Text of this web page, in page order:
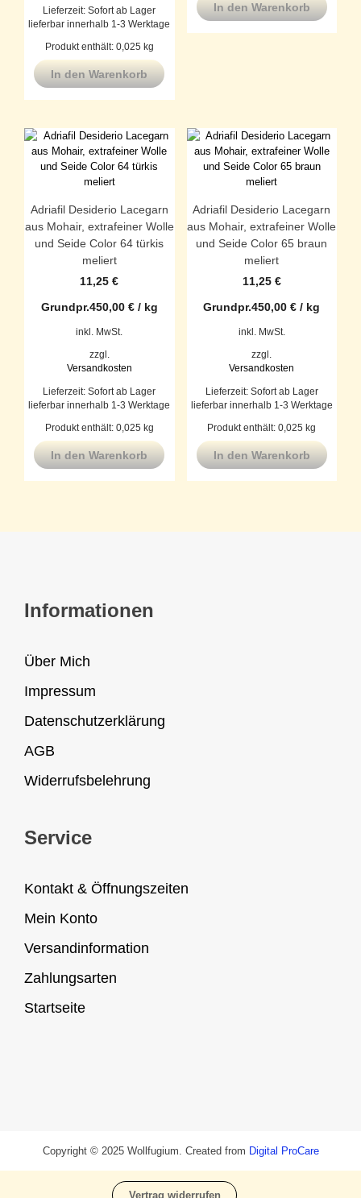
Lieferzeit: Sofort ab Lager
lieferbar innerhalb 1-3 Werktage
Produkt enthält: 0,025 kg
In den Warenkorb
In den Warenkorb
Adriafil Desiderio Lacegarn
aus Mohair, extrafeiner Wolle
und Seide Color 64 türkis
meliert
11,25€
Grundpr.450,00 €/ kg
inkl. MwSt.
zzgl.
Versandkosten
Lieferzeit: Sofort ab Lager
lieferbar innerhalb 1-3 Werktage
Produkt enthält: 0,025 kg
In den Warenkorb
Adriafil Desiderio Lacegarn
aus Mohair, extrafeiner Wolle
und Seide Color 65 braun
meliert
11,25 €
Grundpr.450,00€ / kg
inkl. MwSt.
zzgl.
Versandkosten
Lieferzeit: Sofort ab Lager
lieferbar innerhalb 1-3 Werktage
Produkt enthält: 0,025kg
In den Warenkorb
Informationen
Über Mich
Impressum
Datenschutzerklärung
AGB
Widerrufsbelehrung
Service
Kontakt & Öffnungszeiten
Mein Konto
Versandinformation
Zahlungsarten
Startseite
Copyright © 2025 Wollfugium. Created from Digital ProCare
Vertrag widerrufen